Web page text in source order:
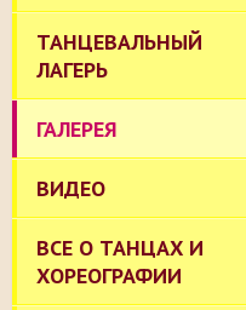
ТАНЦЕВАЛЬНЫЙ
ЛАГЕРЬ
ГАЛЕРЕЯ
ВИДЕО
ВСЕ О ТАНЦАХ И
ХОРЕОГРАФИИ